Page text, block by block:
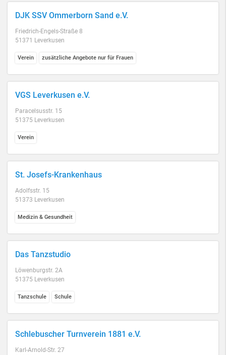
DJK SSV Ommerborn Sand e.V.
Friedrich-Engels-Straße 8
51371 Leverkusen
Verein zusätzliche Angebote nur für Frauen
VGS Leverkusen e.V.
Paracelsusstr. 15
51375 Leverkusen
Verein
St. Josefs-Krankenhaus
Adolfsstr. 15
51373 Leverkusen
Medizin & Gesundheit
Das Tanzstudio
Löwenburgstr. 2A
51375 Leverkusen
Tanzschule Schule
Schlebuscher Turnverein 1881 e.V.
Karl-Arnold-Str. 27